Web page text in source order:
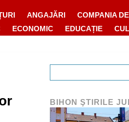
ANGAJĂRI
COMPANIA
ECONOMIC EDUCAȚIE
BIHON ŞTIRILE